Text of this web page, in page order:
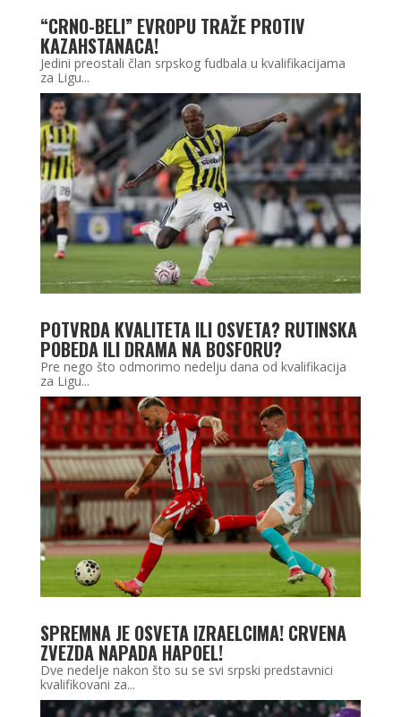
“CRNO-BELI” EVROPU TRAŽE PROTIV
KAZAHSTANACA!
Jedini preostali član srpskog fudbala u kvalifikacijama
za Ligu...
POTVRDA KVALITETA ILI OSVETA? RUTINSKA
POBEDA ILI DRAMA NA BOSFORU?
Pre nego što odmorimo nedelju dana od kvalifikacija
za Ligu...
SPREMNA JE OSVETA IZRAELCIMA! CRVENA
ZVEZDA NAPADA HAPOEL!
Dve nedelje nakon što su se svi srpski predstavnici
kvalifikovani za...